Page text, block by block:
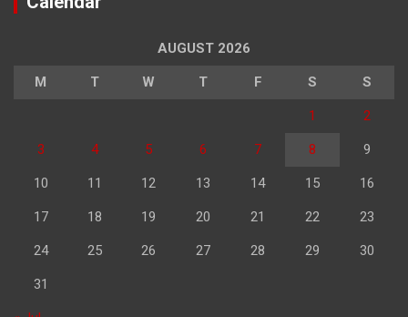
AUGUST 2026
M T W T F S S
1 2
3 4 5 6 7 8 9
10 11 12 13 14 15 16
17 18 19 20 21 22 23
24 25 26 27 28 29 30
31